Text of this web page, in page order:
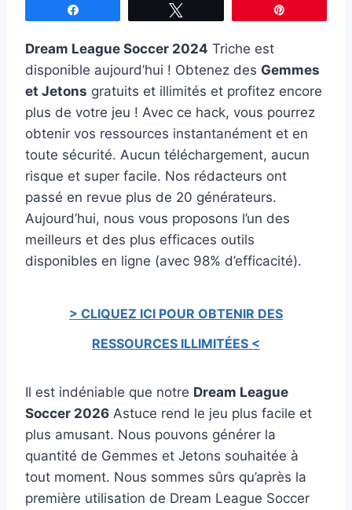
Dream League Soccer 2024 Triche est
disponible aujourd’hui ! Obtenez des Gemmes
et Jetons gratuits et illimités et profitez encore
plus de votre jeu ! Avec ce hack, vous pourrez
obtenir vos ressources instantanément et en
toute sécurité. Aucun téléchargement, aucun
risque et super facile. Nos rédacteurs ont
passé en revue plus de 20 générateurs.
Aujourd’hui, nous vous proposons l’un des
meilleurs et des plus efficaces outils
disponibles en ligne (avec 98% d’efficacité).
> CLIQUEZ ICI POUR OBTENIR DES
RESSOURCES ILLIMITÉES <
Il est indéniable que notre Dream League
Soccer 2026 Astuce rend le jeu plus facile et
plus amusant. Nous pouvons générer la
quantité de Gemmes et Jetons souhaitée à
tout moment. Nous sommes sûrs qu’après la
première utilisation de Dream League Soccer